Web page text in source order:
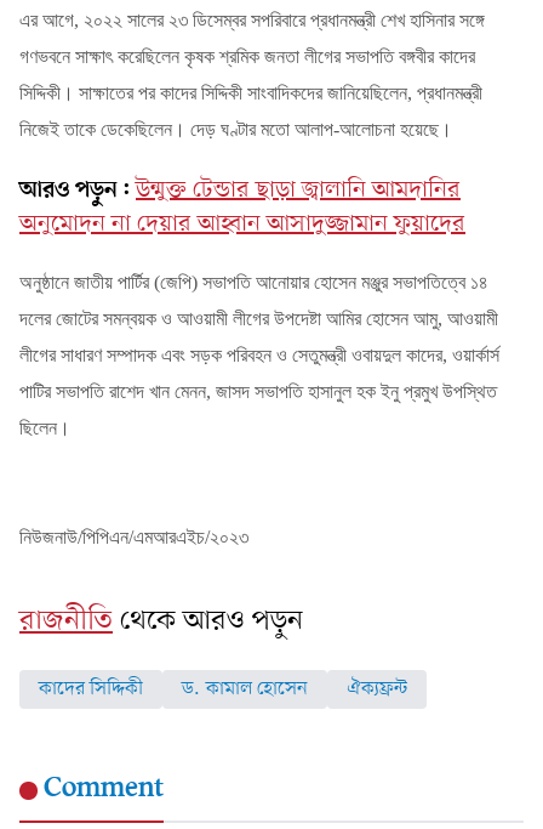
এর আগে, ২০২২ সালের ২৩ ডিসেম্বর সপরিবারে প্রধানমন্ত্রী শেখ হাসিনার সঙ্গে
গণভবনে সাক্ষাৎ করেছিলেন কৃষক শ্রমিক জনতা লীগের সভাপতি বঙ্গবীর কাদের
সিদ্দিকী। সাক্ষাতের পর কাদের সিদ্দিকী সাংবাদিকদের জানিয়েছিলেন, প্রধানমন্ত্রী
নিজেই তাকে ডেকেছিলেন। দেড় ঘণ্টার মতো আলাপ-আলোচনা হয়েছে।
আরও পড়ুন: উন্মুক্ত টেন্ডার ছাড়া জ্বালানি আমদানির
অনুমোদন না দেয়ার আহ্বান আসাদুজ্জামান ফুয়াদের
অনুষ্ঠানে জাতীয় পার্টির (জেপি) সভাপতি আনোয়ার হোসেন মঞ্জুর সভাপতিত্বে ১৪
দলের জোটের সমন্বয়ক ও আওয়ামী লীগের উপদেষ্টা আমির হোসেন আমু, আওয়ামী
লীগের সাধারণ সম্পাদক এবং সড়ক পরিবহন ও সেতুমন্ত্রী ওবায়দুল কাদের, ওয়ার্কার্স
পাটির সভাপতি রাশেদ খান মেনন, জাসদ সভাপতি হাসানুল হক ইনু প্রমুখ উপস্থিত
ছিলেন।
নিউজনাউ/পিপিএন/এমআরএইচ/২০২৩
রাজনীতিথেকে আরও পড়ুন
কাদের সিদ্দিকী ড. কামাল হোসেন ঐক্যফ্রন্ট
Comment